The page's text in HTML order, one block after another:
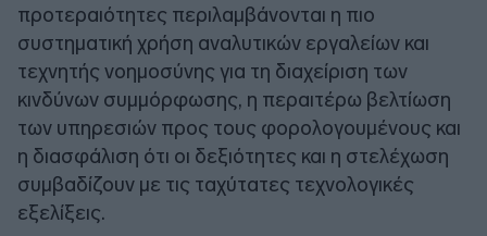
προτεραιότητες περιλαμβάνονται η πιο
συστηματική χρήση αναλυτικών εργαλείων και
τεχνητής νοημοσύνης για τη διαχείριση των
κινδύνων συμμόρφωσης, η περαιτέρω βελτίωση
των υπηρεσιών προς τους φορολογουμένους και
η διασφάλιση ότι οι δεξιότητες και η στελέχωση
συμβαδίζουν με τις ταχύτατες τεχνολογικές
εξελίξεις.